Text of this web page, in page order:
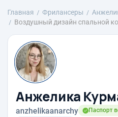
Главная Фрилансеры
Воздушный дизайн спальной
Анжелика
anzhelikaanarchy
Паспорт